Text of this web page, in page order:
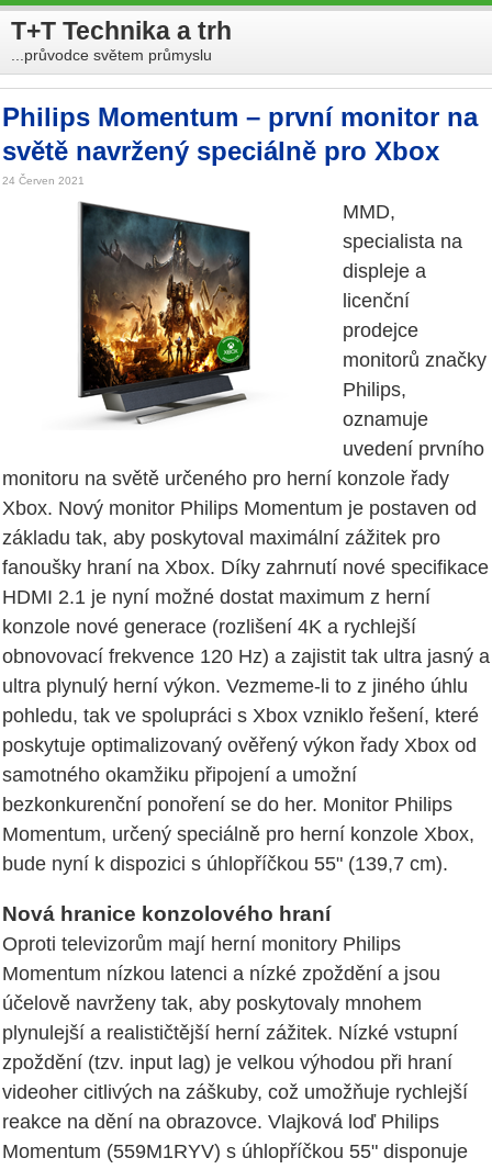
T+T Technika a trh
...průvodce světem průmyslu
Philips Momentum – první monitor na
světě navržený speciálně pro Xbox
24 Červen 2021
MMD,
specialista na
displeje a
licenční
prodejce
monitorů značky
Philips,
oznamuje
uvedení prvního
monitoru na světě určeného pro herní konzole řady
Xbox. Nový monitor Philips Momentum je postaven od
základu tak, aby poskytoval maximální zážitek pro
fanoušky hraní na Xbox. Díky zahrnutí nové specifikace
HDMI 2.1 je nyní možné dostat maximum z herní
konzole nové generace (rozlišení 4K a rychlejší
obnovovací frekvence 120 Hz) a zajistit tak ultra jasný a
ultra plynulý herní výkon. Vezmeme-li to z jiného úhlu
pohledu, tak ve spolupráci s Xbox vzniklo řešení, které
poskytuje optimalizovaný ověřený výkon řady Xbox od
samotného okamžiku připojení a umožní
bezkonkurenční ponoření se do her. Monitor Philips
Momentum, určený speciálně pro herní konzole Xbox,
bude nyní k dispozici s úhlopříčkou 55" (139,7 cm).
Nová hranice konzolového hraní
Oproti televizorům mají herní monitory Philips
Momentum nízkou latenci a nízké zpoždění a jsou
účelově navrženy tak, aby poskytovaly mnohem
plynulejší a realističtější herní zážitek. Nízké vstupní
zpoždění (tzv. input lag) je velkou výhodou při hraní
videoher citlivých na záškuby, což umožňuje rychlejší
reakce na dění na obrazovce. Vlajková loď Philips
Momentum (559M1RYV) s úhlopříčkou 55" disponuje